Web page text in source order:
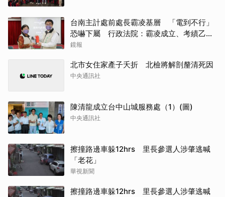
台南主計處前處長霸凌基層 「電到不行」
恐嚇下屬 行政法院：霸凌成立、考績乙等
沒給錯
鏡報
北市女住家產子夭折 北檢將解剖釐清死因
中央通訊社
陳清龍成立台中山城服務處（1）(圖)
中央通訊社
擦撞路邊車躲12hrs 里長參選人涉肇逃喊
「老花」
華視新聞
擦撞路邊車躲12hrs 里長參選人涉肇逃喊